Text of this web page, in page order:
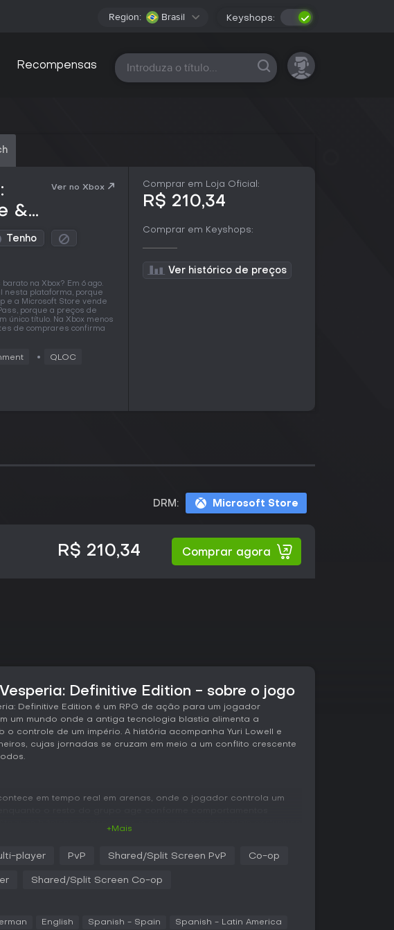
Region: Brasil Keyshops:
Recompensas Todas as plataformas
&
Ver no Xbox
Tenho
barato na Xbox? Em 6 ago.
nesta plataforma, porque
e a Microsoft Store vende
porque a preços de
único título. Na Xbox menos
de comprares confirma
QLOC
Comprar em Loja Oficial:
R$ 210,34
Comprar em Keyshops:
Ver histórico de preços
DRM: Microsoft Store
R$ 210,34 Comprar agora
Definitive Edition - sobre o jogo
Definitive Edition é um RPG de ação para um jogador
um mundo onde a antiga tecnologia blastia alimenta a
o controle de um império. A história acompanha Yuri Lowell e
cujas jornadas se cruzam em meio a um conflito crescente
em tempo real em arenas, onde o jogador controla um
evitar dano.
ativado em determinados momentos para aumentar o poder dos
modificadas ou bônus passivos, obtidos ao subir de nível e
+Mais
player PvP Shared/Split Screen PvP Co-op
Shared/Split Screen Co-op
English Spanish - Spain Spanish - Latin America